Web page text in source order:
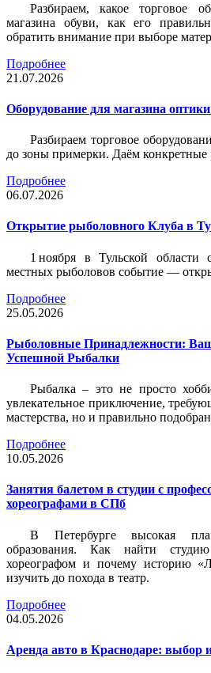
Разбираем, какое торговое
магазина обуви, как его
обратить внимание при выборе
Подробнее
21.07.2026
Оборудование для магазина
Разбираем торговое
до зоны примерки. Даём конкретные
Подробнее
06.07.2026
Открытие рыболовного Клуба в
1 ноября в Тульской области
местных рыболовов событие —
Подробнее
25.05.2026
Рыболовные Принадлежности:
Успешной Рыбалки
Рыбалка – это не просто
увлекательное приключение,
мастерства, но и правильно
Подробнее
10.05.2026
Занятия балетом в студии с
хореографами в СПб
В Петербурге высокая
образования. Как найти
хореографом и почему историю
изучить до похода в театр.
Подробнее
04.05.2026
Аренда авто в Краснодаре: выбор